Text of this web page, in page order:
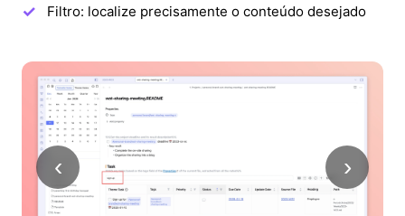
Filtro: localize precisamente o conteúdo desejado
‹ ›